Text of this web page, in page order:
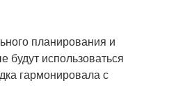
планирования и
использоваться
гармонировала с